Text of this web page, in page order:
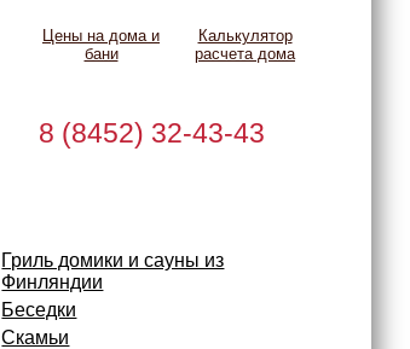
Цены на дома и
бани
Калькулятор
расчета дома
8 (8452) 32-43-43
Гриль домики и сауны из
Финляндии
Беседки
Скамьи